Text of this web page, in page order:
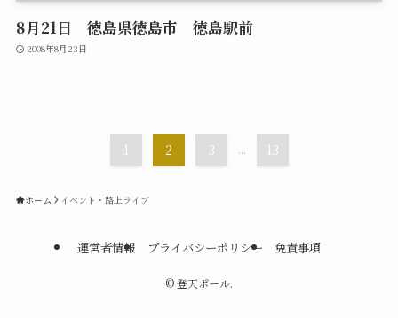
8月21日 徳島県徳島市 徳島駅前
2008年8月23日
1 2 3 ... 13
ホーム イベント・路上ライブ
運営者情報 プライバシーポリシー 免責事項
©登天ポール.